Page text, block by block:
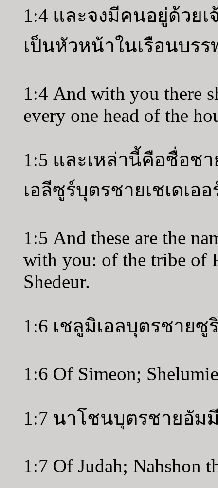
1:4 และจงมีคนอยู่ด้วย
เป็นหัวหน้าในเรือนบร
1:4 And with you there
every one head of the
1:5 และเหล่านี้คือชื่อช
เอลีซูร์บุตรชายเชเดเอ
1:5 And these are the
with you: of the tribe of
Shedeur.
1:6 เชลูมิเอลบุตรชาย
1:6 Of Simeon;
1:7 นาโชนบุตรชายอัม
1:7 Of Judah; Nahshon